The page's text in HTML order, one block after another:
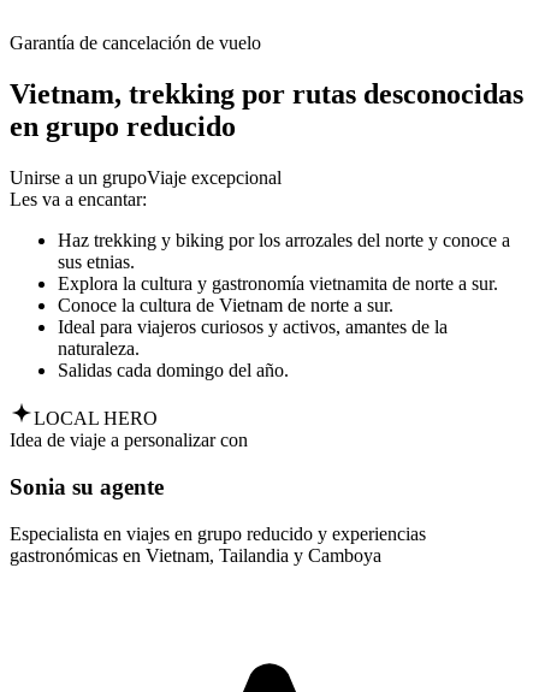
Garantía de cancelación de vuelo
Vietnam, trekking por rutas desconocidas
en grupo reducido
Unirse a un grupoViaje excepcional
Les va a encantar:
Haz trekking y biking por los arrozales del norte y conoce a
sus etnias.
Explora la cultura y gastronomía vietnamita de norte a sur.
Conoce la cultura de Vietnam de norte a sur.
Ideal para viajeros curiosos y activos, amantes de la
naturaleza.
Salidas cada domingo del año.
LOCAL HERO
Idea de viaje a personalizar con
Sonia su agente
Especialista en viajes en grupo reducido y experiencias
gastronómicas en Vietnam, Tailandia y Camboya